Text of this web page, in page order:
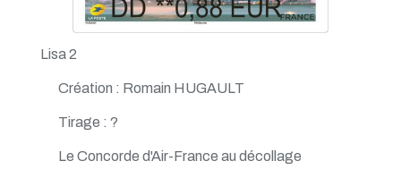
Lisa 2
Création : Romain HUGAULT
Tirage : ?
Le Concorde d'Air-France au décollage